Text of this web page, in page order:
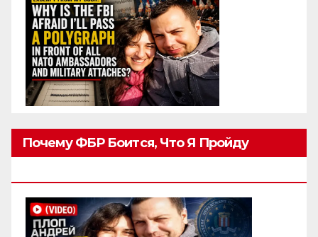
Почему ФБР Боится, Что Я Пройду